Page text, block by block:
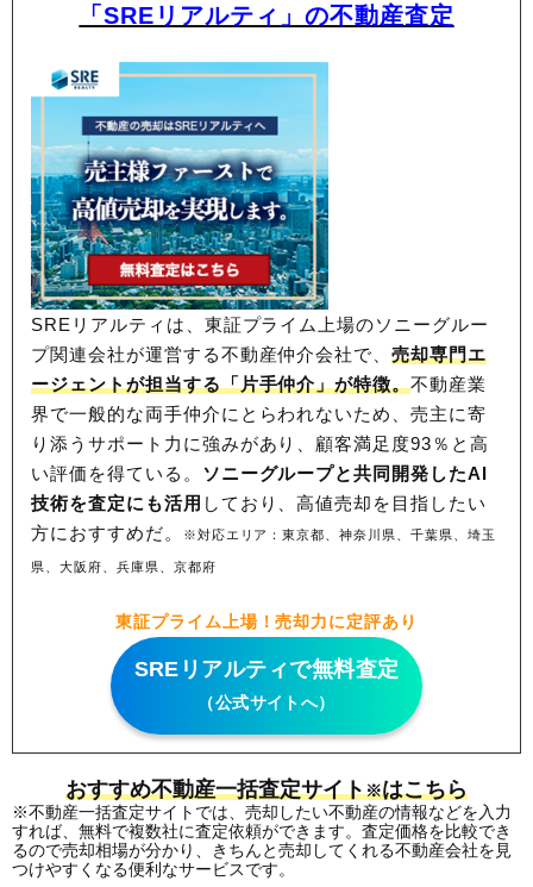
「SREリアルティ」の不動産査定
SREリアルティは、東証プライム上場のソニーグルー
プ関連会社が運営する不動産仲介会社で、売却専門エ
ージェントが担当する「片手仲介」が特徴。不動産業
界で一般的な両手仲介にとらわれないため、売主に寄
り添うサポート力に強みがあり、顧客満足度93％と高
い評価を得ている。 ソニーグループと共同開発したAI
技術を査定にも活用 しており、高値売却を目指したい
方におすすめだ。
※対応エリア：東京都、神奈川県、千葉県、埼玉
県、大阪府、兵庫県、京都府
東証プライム上場！売却力に定評あり
SREリアルティで無料査定
（公式サイトへ）
おすすめ不動産一括査定サイト※はこちら
※不動産一括査定サイトでは、売却したい不動産の情報などを入力
すれば、無料で複数社に査定依頼ができます。査定価格を比較でき
るので売却相場が分かり、きちんと売却してくれる不動産会社を見
つけやすくなる便利なサービスです。